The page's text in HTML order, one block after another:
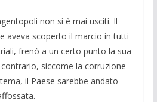
non si è mai usciti. Il
ave­va scoperto il marcio in tutti
frenò a un certo punto la sua
sicco­me la corruzione
il Paese sarebbe andato